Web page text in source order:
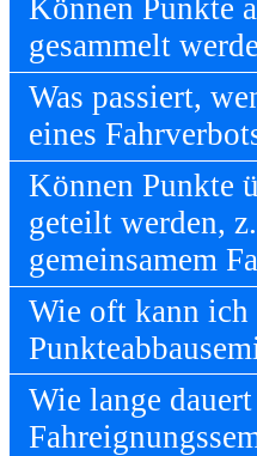
Können Punkte
gesammelt
Was passiert,
eines
Können Punkte
geteilt werden,
gemeinsamem
Wie oft kann ich
Wie lange